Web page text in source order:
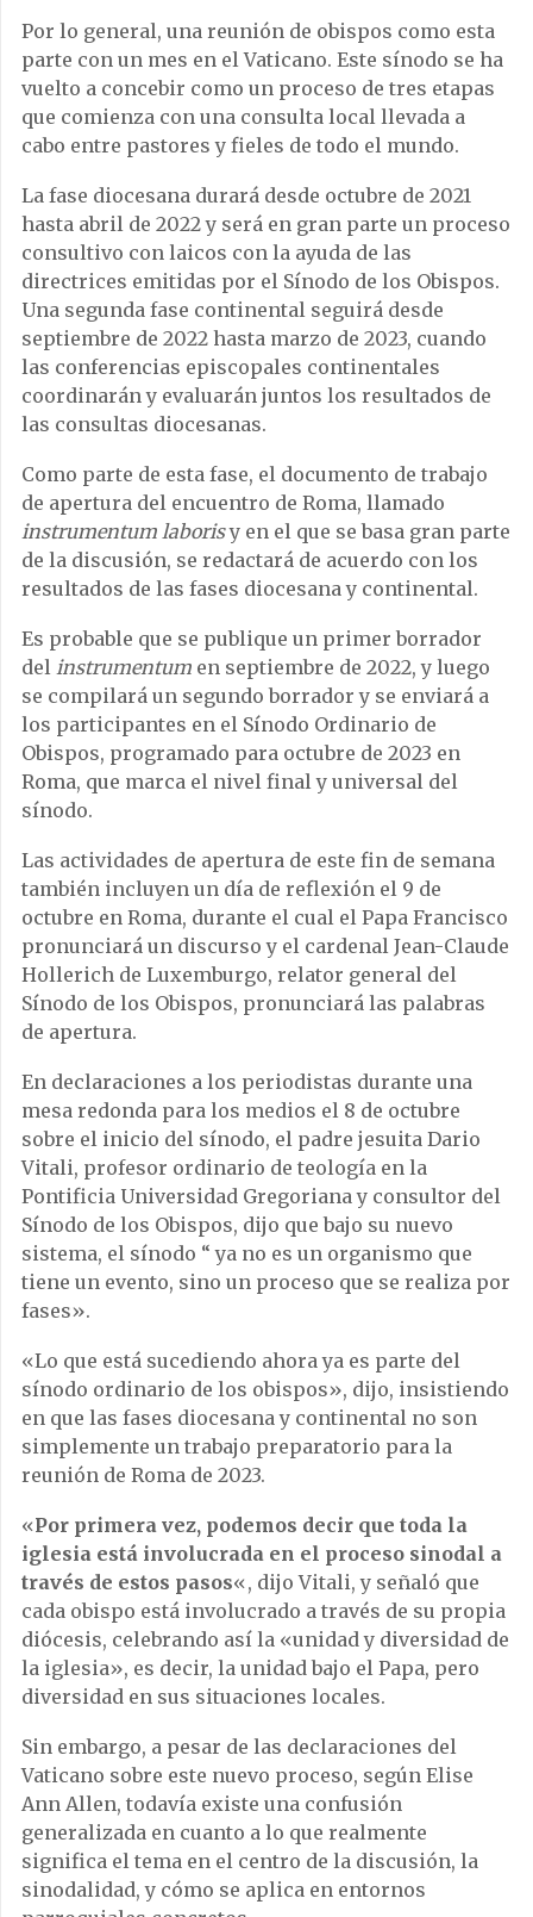
Por lo general, una reunión de obispos como esta
parte con un mes en el Vaticano. Este sínodo se ha
vuelto a concebir como un proceso de tres etapas
que comienza con una consulta local llevada a
cabo entre pastores y fieles de todo el mundo.
La fase diocesana durará desde octubre de 2021
hasta abril de 2022 y será en gran parte un proceso
consultivo con laicos con la ayuda de las
directrices emitidas por el Sínodo de los Obispos.
Una segunda fase continental seguirá desde
septiembre de 2022 hasta marzo de 2023, cuando
las conferencias episcopales continentales
coordinarán y evaluarán juntos los resultados de
las consultas diocesanas.
Como parte de esta fase, el documento de trabajo
de apertura del encuentro de Roma, llamado
instrumentum laborisy en el que se basa gran parte
de la discusión, se redactará de acuerdo con los
resultados de las fases diocesana y continental.
Es probable que se publique un primer borrador
del instrumentum en septiembre de 2022, y luego
se compilará un segundo borrador y se enviará a
los participantes en el Sínodo Ordinario de
Obispos, programado para octubre de 2023 en
Roma, que marca el nivel final y universal del
sínodo.
Las actividades de apertura de este fin de semana
también incluyen un día de reflexión el 9 de
octubre en Roma, durante el cual el Papa Francisco
pronunciará un discurso y el cardenal Jean-Claude
Hollerich de Luxemburgo, relator general del
Sínodo de los Obispos, pronunciará las palabras
de apertura.
En declaraciones a los periodistas durante una
mesa redonda para los medios el 8 de octubre
sobre el inicio del sínodo, el padre jesuita Dario
Vitali, profesor ordinario de teología en la
Pontificia Universidad Gregoriana y consultor del
Sínodo de los Obispos, dijo que bajo su nuevo
sistema, el sínodo “ ya no es un organismo que
tiene un evento, sino un proceso que se realiza por
fases».
«Lo que está sucediendo ahora ya es parte del
sínodo ordinario de los obispos», dijo, insistiendo
en que las fases diocesana y continental no son
simplemente un trabajo preparatorio para la
reunión de Roma de 2023.
«Por primera vez, podemos decir que toda la
iglesia está involucrada en el proceso sinodal a
través de estos pasos«, dijo Vitali, y señaló que
cada obispo está involucrado a través de su propia
diócesis, celebrando así la «unidad y diversidad de
la iglesia», es decir, la unidad bajo el Papa, pero
diversidad en sus situaciones locales.
Sin embargo, a pesar de las declaraciones del
Vaticano sobre este nuevo proceso, según Elise
Ann Allen, todavía existe una confusión
generalizada en cuanto a lo que realmente
significa el tema en el centro de la discusión, la
sinodalidad, y cómo se aplica en entornos